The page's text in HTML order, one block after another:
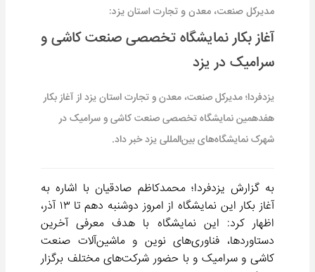
مدیرکل صنعت، معدن و تجارت استان یزد:
آغاز بکار نمایشگاه تخصصی صنعت کاشی و
سرامیک در یزد
یزدفردا؛ مدیرکل صنعت، معدن و تجارت استان یزد از آغاز بکار
هفدهمین نمایشگاه تخصصی صنعت کاشی و سرامیک در
شهرک نمایشگاه‌های بین‌المللی یزد خبر داد.
به گزارش یزدفردا؛ محمدکاظم صادقیان با اشاره به
آغاز بکار این نمایشگاه از امروز دوشنبه دهم تا ۱۳ آذر،
اظهار کرد: این نمایشگاه با هدف معرفی آخرین
دستاوردها، فناوری‌های نوین و ماشین‌آلات صنعت
کاشی و سرامیک و با حضور شرکت‌های مختلف برگزار